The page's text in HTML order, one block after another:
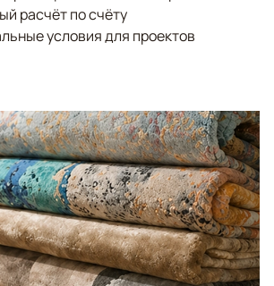
расчёт по счёту
условия для проектов